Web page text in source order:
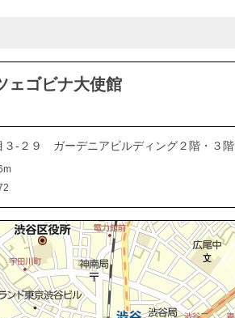
ェゴビナ大使館
３-２９ ガーデニアビルディング２階・３階